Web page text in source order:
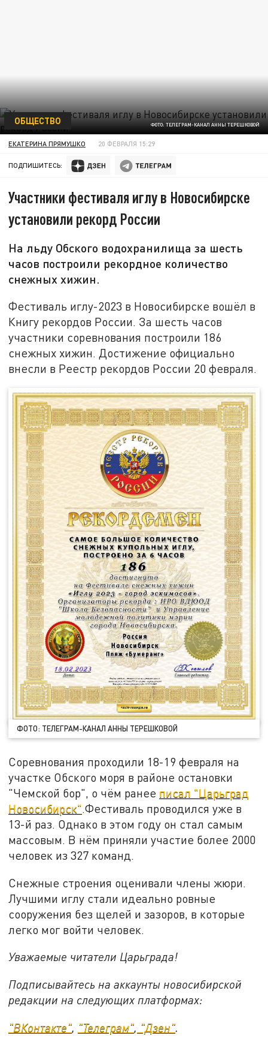
ФОТО: ТЕЛЕГРАМ-КАНАЛ АННЫ ТЕРЕШКОВОЙ
ОБЩЕСТВО
ЕКАТЕРИНА ПРЯМУШКО 20 ФЕВРАЛЯ 15:29
ПОДПИШИТЕСЬ:
Участники фестиваля иглу в Новосибирске
установили рекорд России
На льду Обского водохранилища за шесть
часов построили рекордное количество
снежных хижин.
Фестиваль иглу-2023 в Новосибирске вошёл в
Книгу рекордов России. За шесть часов
участники соревнования построили 186
снежных хижин. Достижение официально
внесли в Реестр рекордов России 20 февраля.
ФОТО: ТЕЛЕГРАМ-КАНАЛ АННЫ ТЕРЕШКОВОЙ
Соревнования проходили 18-19 февраля на
участке Обского моря в районе остановки
"Чемской бор", о чём ранее писал "Царьград
Новосибирск".Фестиваль проводился уже в
13-й раз. Однако в этом году он стал самым
массовым. В нём приняли участие более 2000
человек из 327 команд.
Снежные строения оценивали члены жюри.
Лучшими иглу стали идеально ровные
сооружения без щелей и зазоров, в которые
легко мог войти человек.
Уважаемые читатели Царьграда!
Подписывайтесь на аккаунты новосибирской
редакции на следующих платформах:
"ВКонтакте", "Телеграм", "Дзен".